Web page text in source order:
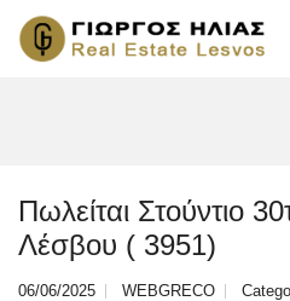
Πωλείται Στούντιο
Λέσβου ( 3951)
06/06/2025 WEBGRECO